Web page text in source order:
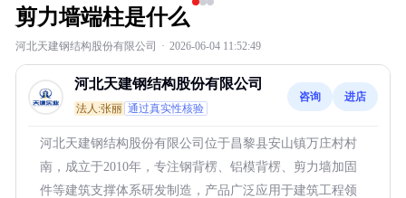
剪力墙端柱是什么
河北天建钢结构股份有限公司 · 2026-06-04 11:52:49
河北天建钢结构股份有限公司
法人:张丽 通过真实性核验
咨询 进店
河北天建钢结构股份有限公司位于昌黎县安山镇万庄村村
南，成立于2010年，专注钢背楞、铝模背楞、剪力墙加固
件等建筑支撑体系研发制造，产品广泛应用于建筑工程领